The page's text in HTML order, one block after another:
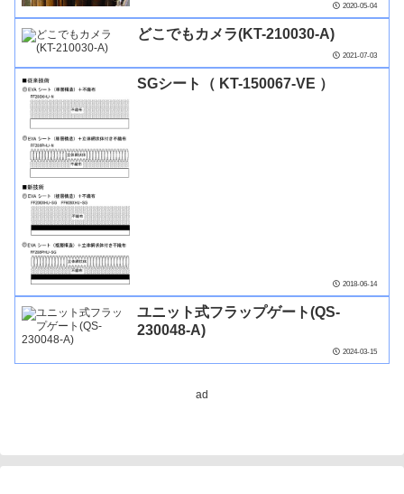
2020-05-04
どこでもカメラ(KT-210030-A)
2021-07-03
SGシート（ KT-150067-VE ）
2018-06-14
ユニット式フラップゲート(QS-
230048-A)
2024-03-15
ad